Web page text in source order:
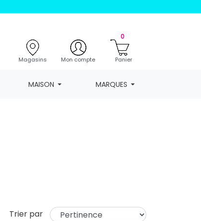
Magasins Mon compte
0
Panier
MAISON MARQUES
Trier par